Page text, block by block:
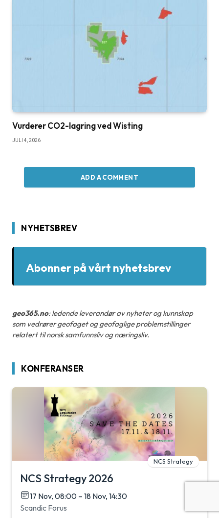
Vurderer CO2-lagring ved Wisting
JULI 4, 2026
ADD A COMMENT
NYHETSBREV
Abonner på vårt nyhetsbrev
geo365.no: ledende leverandør av nyheter og kunnskap
som vedrører geofaget og geofaglige problemstillinger
relatert til norsk samfunnsliv og næringsliv.
KONFERANSER
NCS Strategy
NCS Strategy 2026
17 Nov, 08:00 – 18 Nov, 14:30
Scandic Forus